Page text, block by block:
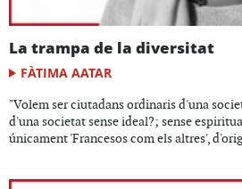
La trampa de la diversitat
FÀTIMA AATAR
"Volem ser ciutadans ordinaris d'una
d'una societat sense ideal?; sense
únicament 'Francesos com els altres',